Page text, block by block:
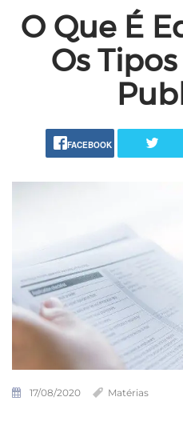
O Que É
Os
FACEBOOK
17/08/2020 Matérias